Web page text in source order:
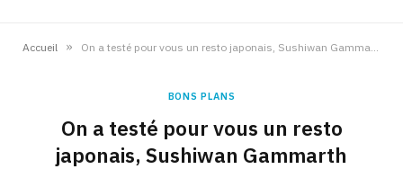
Accueil »
BONS PLANS
On a testé pour vous un resto
japonais, Sushiwan Gammarth